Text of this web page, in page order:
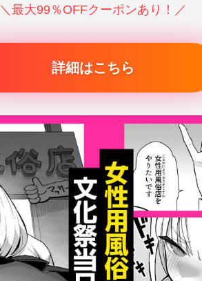
＼最大99％OFFクーポンあり！／
詳細はこちら